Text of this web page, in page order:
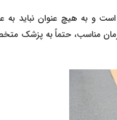
و به هیچ عنوان نباید به
مناسب، حتماً به پزشک